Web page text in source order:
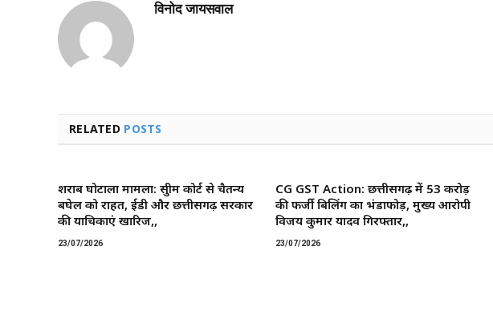
विनोद जायसवाल
RELATED POSTS
शराब घोटाला मामला: सुप्रीम कोर्ट से चैतन्य
बघेल को राहत, ईडी और छत्तीसगढ़ सरकार
की याचिकाएं खारिज,,
23/07/2026
CG GST Action: छत्तीसगढ़ में 53 करोड़
की फर्जी बिलिंग का भंडाफोड़, मुख्य आरोपी
विजय कुमार यादव गिरफ्तार,,
23/07/2026